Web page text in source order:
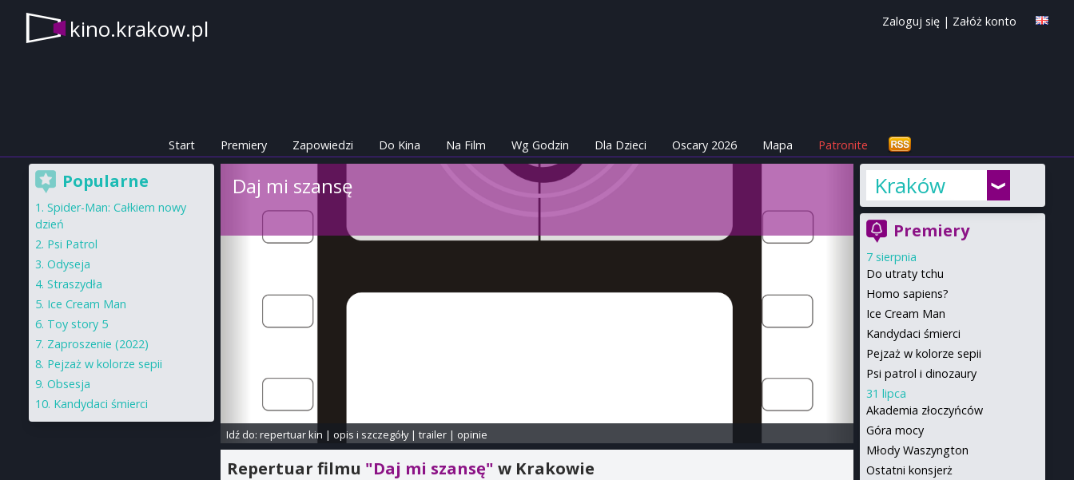
kino.krakow.pl Zaloguj się | Załóż konto
Start Premiery Zapowiedzi Do Kina Na Film Wg Godzin Dla Dzieci Oscary 2026 Mapa Patronite
Daj mi szansę
Idź do: repertuar kin | opis i szczegóły| trailer| opinie
Repertuar filmu "Daj mi szansę"w Krakowie
Kraków
Premiery
7 sierpnia
Do utraty tchu
Homo sapiens?
Ice Cream Man
Kandydaci śmierci
Pejzaż w kolorze sepii
Psi patrol i dinozaury
31 lipca
Akademia złoczyńców
Góra mocy
Młody Waszyngton
Ostatni konsjerż
Popularne
Spider-Man: Całkiem nowy
dzień
Psi Patrol
Odyseja
Straszydła
Ice Cream Man
Toy story 5
Zaproszenie (2022)
Pejzaż w kolorze sepii
Obsesja
Kandydaci śmierci